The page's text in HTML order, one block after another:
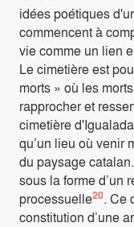
idées poétiques
commencent à
vie comme un lien
Le cimetière est
morts » où les
rapprocher et
cimetière
qu’un lieu où venir
du paysage
sous la forme d’un
processuelle20. Ce
constitution d’une